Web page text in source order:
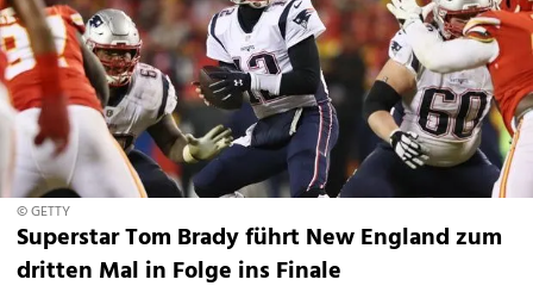
© GETTY
Superstar Tom Brady führt New England zum
dritten Mal in Folge ins Finale